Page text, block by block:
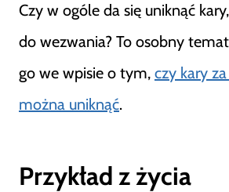
Czy w ogóle da się uniknąć
do wezwania? To osobny
go we wpisie o tym, czy kary
można uniknąć.
Przykład z życia